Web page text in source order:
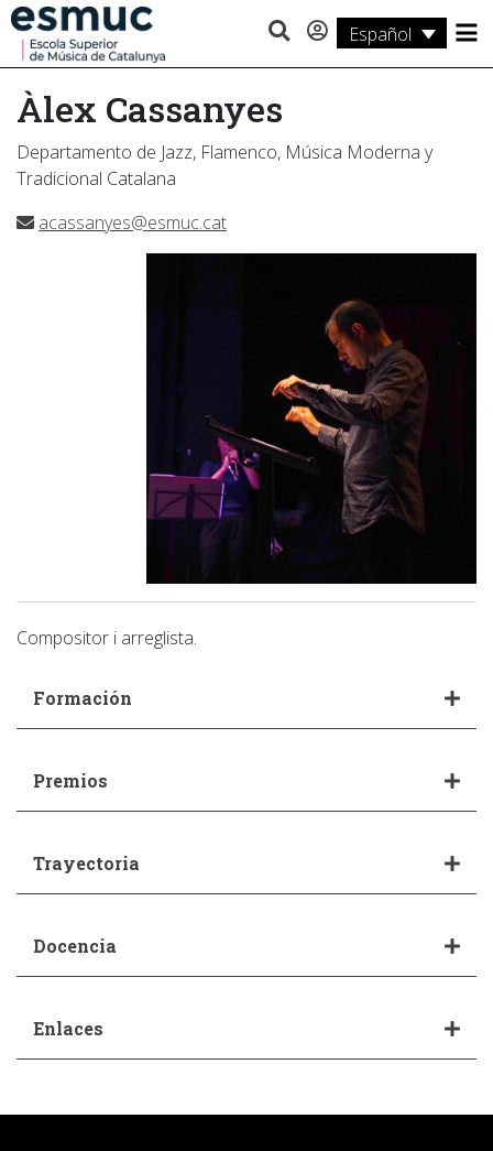
Español
Estudios
Investigación
Servicios
Actividades
Àlex Cassanyes
Departamento de Jazz, Flamenco, Música Moderna y
Tradicional Catalana
acassanyes@esmuc.cat
Compositor i arreglista.
Formación
Premios
Trayectoria
Docencia
Enlaces